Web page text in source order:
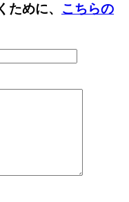
めに、 こちらの